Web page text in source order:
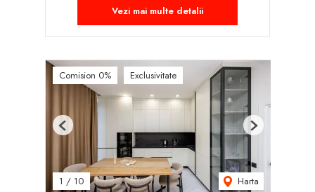
Vezi mai multe detalii
Comision 0% Exclusivitate
1 / 10 Harta
Previous Next